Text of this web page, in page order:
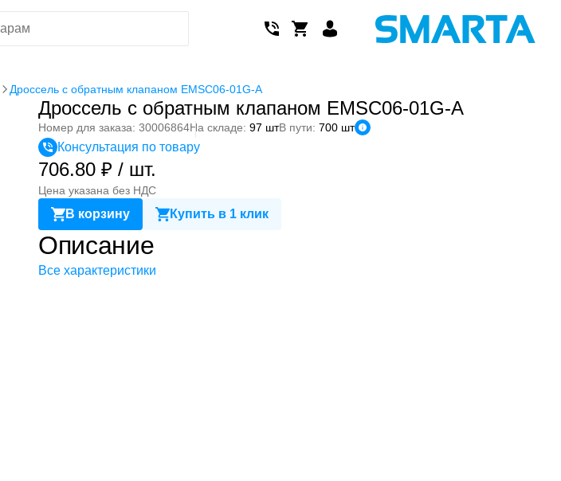
Дроссель с обратным клапаном EMSC06-01G-A
Дроссель с обратным клапаном EMSC06-01G-A
Номер для заказа: 30006864На складе: 97 штВ пути: 700 шт
Консультация по товару
706.80 ₽ / шт.
Цена указана без НДС
В корзину Купить в 1 клик
Описание
Все характеристики